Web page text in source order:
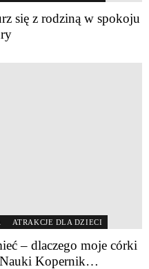
się z rodziną w spokoju
ATRAKCJE DLA DZIECI
– dlaczego moje córki
Nauki Kopernik…